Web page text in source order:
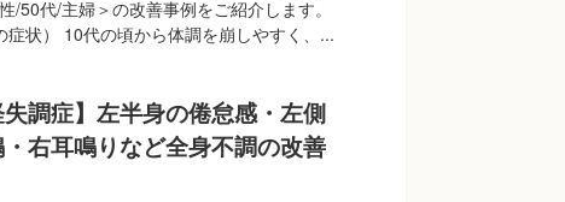
/50代/主婦＞の改善事例をご紹介します。
症状） 10代の頃から体調を崩しやすく、...
失調症】左半身の倦怠感・左側
右耳鳴りなど全身不調の改善